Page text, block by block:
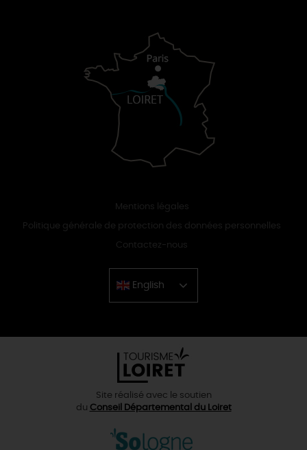
Mentions légales
Politique générale de protection des données personnelles
Contactez-nous
English
Chinese
Site réalisé avec le soutien
du Conseil Départemental du Loiret